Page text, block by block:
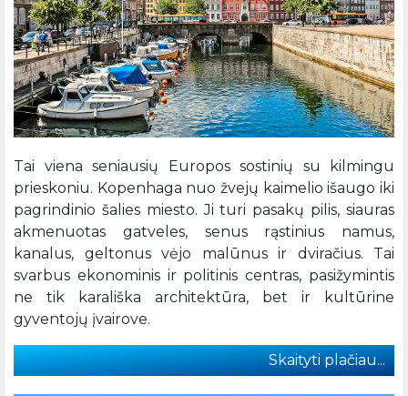
Tai viena seniausių Europos sostinių su kilmingu
prieskoniu. Kopenhaga nuo žvejų kaimelio išaugo iki
pagrindinio šalies miesto. Ji turi pasakų pilis, siauras
akmenuotas gatveles, senus rąstinius namus,
kanalus, geltonus vėjo malūnus ir dviračius. Tai
svarbus ekonominis ir politinis centras, pasižymintis
ne tik karališka architektūra, bet ir kultūrine
gyventojų įvairove.
Skaityti plačiau...